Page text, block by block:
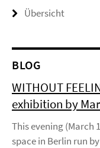
Übersicht
BLOG
WITHOUT
exhibition by
This evening (March
space in Berlin run